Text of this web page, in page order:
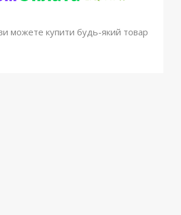
ви можете купити будь-який товар